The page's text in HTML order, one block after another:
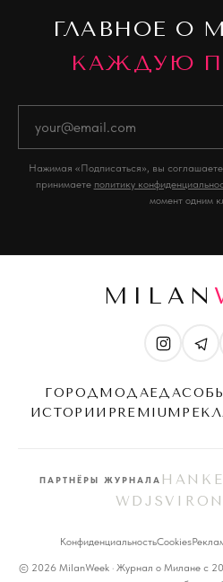
ГЛАВНОЕ О
КАЖДУЮ
Нажимая «Подписаться», вы
принимаете политику
момент одним
MILAN
ГОРОДМОДАЕДА
ИСТОРИИ PREMIUM
ПАРТНЁРЫ ЖУРНАЛА
WDJS
КонфиденциальностьCookies
© 2026 MilanWeek · Журнал о Милане с